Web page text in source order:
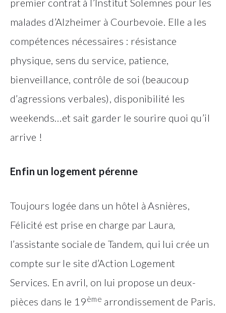
premier contrat à l’Institut Solemnes pour les
malades d’Alzheimer à Courbevoie. Elle a les
compétences nécessaires : résistance
physique, sens du service, patience,
bienveillance, contrôle de soi (beaucoup
d’agressions verbales), disponibilité les
weekends…et sait garder le sourire quoi qu’il
arrive !
Enfin un logement pérenne
Toujours logée dans un hôtel à Asnières,
Félicité est prise en charge par Laura,
l’assistante sociale de Tandem, qui lui crée un
compte sur le site d’Action Logement
Services. En avril, on lui propose un deux-
pièces dans le 19ème arrondissement de Paris.